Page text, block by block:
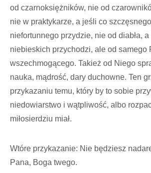
od czarnoksiężników, nie od
nie w praktykarze, a jeśli co
niefortunnego przydzie, nie od diabła,
niebieskich przychodzi, ale od samego
wszechmogącego. Takież od Niego
nauka, mądrość, dary duchowne. Ten
przykazaniu temu, który by to sobie
niedowiarstwo i wątpliwość, albo
miłosierdziu miał.
Wtóre przykazanie: Nie będziesz
Pana, Boga twego.